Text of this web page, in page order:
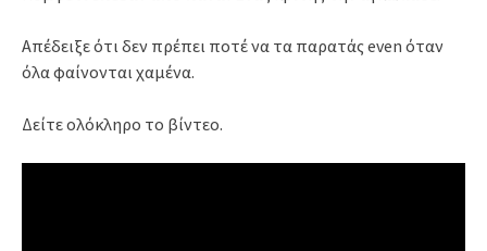
Απέδειξε ότι δεν πρέπει ποτέ να τα παρατάς even όταν
όλα φαίνονται χαμένα.
Δείτε ολόκληρο το βίντεο.